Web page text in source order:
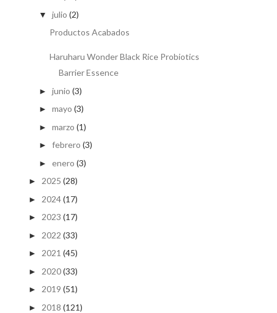
▼ julio (2)
Productos Acabados
Haruharu Wonder Black Rice Probiotics
Barrier Essence
► junio (3)
► mayo (3)
► marzo (1)
► febrero (3)
► enero (3)
► 2025 (28)
► 2024(17)
► 2023 (17)
► 2022 (33)
► 2021 (45)
► 2020(33)
► 2019 (51)
► 2018 (121)